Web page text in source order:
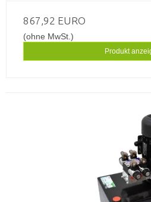
867,92 EURO
(ohne MwSt.)
Produkt